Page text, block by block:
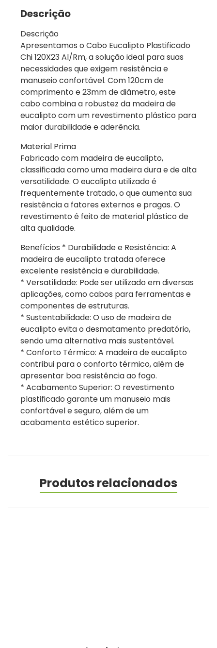
Descrição
Descrição
Apresentamos o Cabo Eucalipto Plastificado
Chi 120X23 Al/Rm, a solução ideal para suas
necessidades que exigem resistência e
manuseio confortável. Com 120cm de
comprimento e 23mm de diâmetro, este
cabo combina a robustez da madeira de
eucalipto com um revestimento plástico para
maior durabilidade e aderência.
Material Prima
Fabricado com madeira de eucalipto,
classificada como uma madeira dura e de alta
versatilidade. O eucalipto utilizado é
frequentemente tratado, o que aumenta sua
resistência a fatores externos e pragas. O
revestimento é feito de material plástico de
alta qualidade.
Benefícios * Durabilidade e Resistência: A
madeira de eucalipto tratada oferece
excelente resistência e durabilidade.
* Versatilidade: Pode ser utilizado em diversas
aplicações, como cabos para ferramentas e
componentes de estruturas.
* Sustentabilidade: O uso de madeira de
eucalipto evita o desmatamento predatório,
sendo uma alternativa mais sustentável.
* Conforto Térmico: A madeira de eucalipto
contribui para o conforto térmico, além de
apresentar boa resistência ao fogo.
* Acabamento Superior: O revestimento
plastificado garante um manuseio mais
confortável e seguro, além de um
acabamento estético superior.
Produtos relacionados